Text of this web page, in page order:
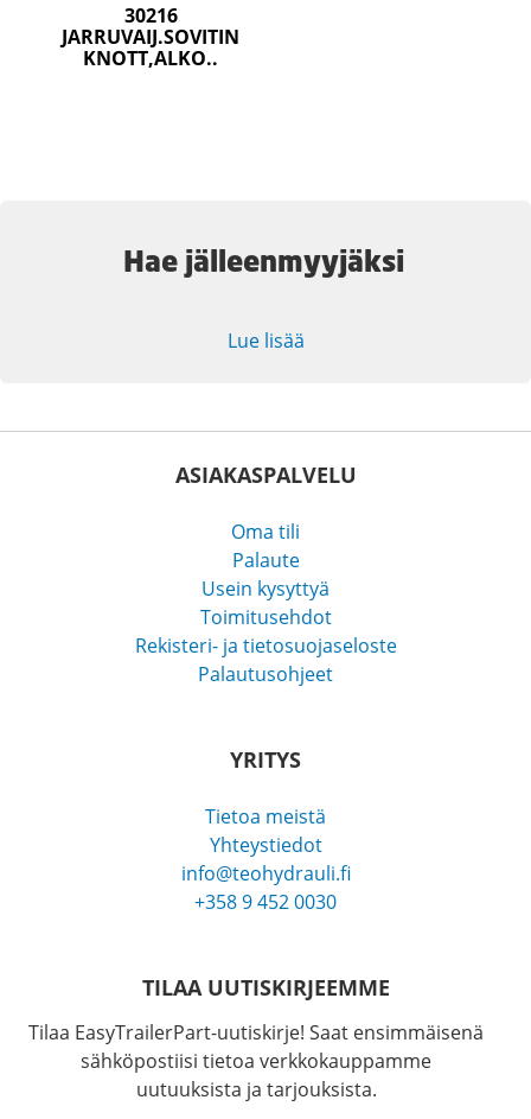
30216
JARRUVAIJ.SOVITIN
KNOTT,ALKO..
Hae jälleenmyyjäksi
Lue lisää
ASIAKASPALVELU
Oma tili
Palaute
Usein kysyttyä
Toimitusehdot
Rekisteri- ja tietosuojaseloste
Palautusohjeet
YRITYS
Tietoa meistä
Yhteystiedot
info@teohydrauli.fi
+358 9 452 0030
TILAA UUTISKIRJEEMME
Tilaa EasyTrailerPart-uutiskirje! Saat ensimmäisenä
sähköpostiisi tietoa verkkokauppamme
uutuuksista ja tarjouksista.